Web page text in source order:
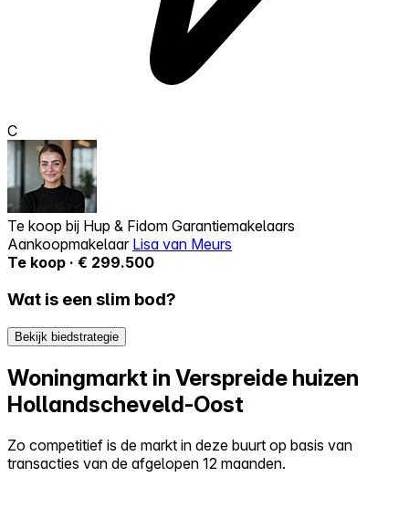
C
Te koop bij Hup & Fidom Garantiemakelaars
Aankoopmakelaar Lisa van Meurs
Te koop · € 299.500
Wat is een slim bod?
Bekijk biedstrategie
Woningmarkt in Verspreide huizen
Hollandscheveld-Oost
Zo competitief is de markt in deze buurt op basis van
transacties van de afgelopen 12 maanden.